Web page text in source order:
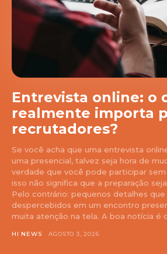
Entrevista online: o
realmente importa
recrutadores?
Se você acha que uma entrevista
uma presencial, talvez seja hora de
verdade que você pode participar sem
isso não significa que a preparação
Pelo contrário: pequenos detalhes que
despercebidos em um encontro
muita atenção na tela. A boa notícia é
HI NEWS AGOSTO 3, 2026